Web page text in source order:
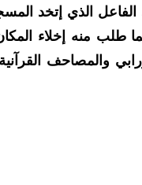
الفاعل الذي إتخد
طلب منه إخلاء
والمصاحف